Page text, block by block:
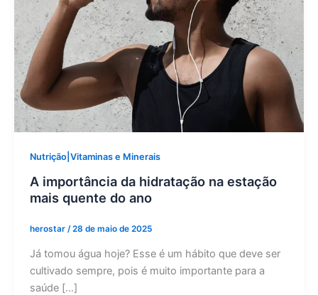
Nutrição|Vitaminas e Minerais
A importância da hidratação na estação
mais quente do ano
herostar /28 de maio de 2025
Já tomou água hoje? Esse é um hábito que deve ser
cultivado sempre, pois é muito importante para a
saúde […]